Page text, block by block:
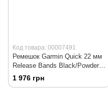
Код товара: 00007491
Ремешок Garmin Quick 22 мм
Release Bands Black/Powder
Gray 010-11251-A0
1 976 грн